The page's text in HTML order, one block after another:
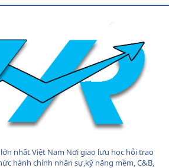
nhất Việt Nam Nơi giao lưu học hỏi trao
hành chính nhân sự,kỹ năng mềm, C&B,